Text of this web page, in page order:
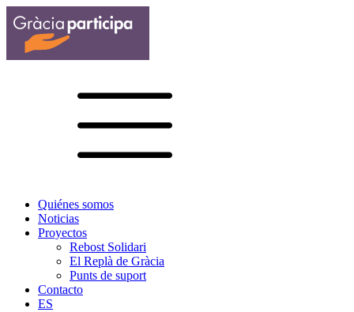
Quiénes somos
Noticias
Proyectos
Rebost Solidari
El Replà de Gràcia
Punts de suport
Contacto
ES